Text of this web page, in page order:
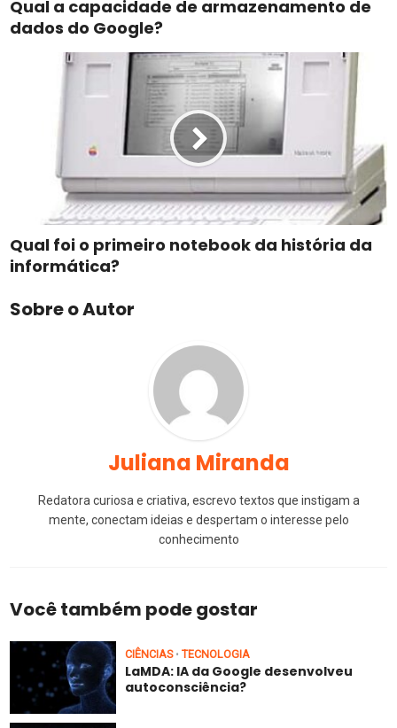
Qual a capacidade de armazenamento de
dados do Google?
Qual foi o primeiro notebook da história da
informática?
Sobre o Autor
Juliana Miranda
Redatora curiosa e criativa, escrevo textos que instigam a
mente, conectam ideias e despertam o interesse pelo
conhecimento
Você também pode gostar
CIÊNCIAS • TECNOLOGIA
LaMDA: IA da Google desenvolveu
autoconsciência?